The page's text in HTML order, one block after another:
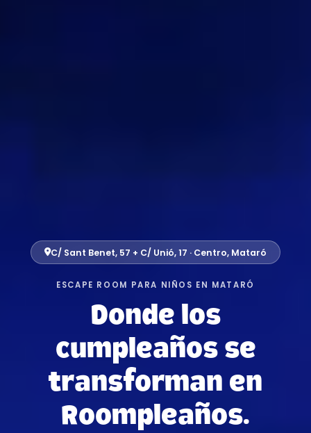
C/ Sant Benet, 57 + C/ Unió, 17 · Centro, Mataró
ESCAPE ROOM PARA NIÑOS EN MATARÓ
Donde los
cumpleaños se
transforman en
Roompleaños.